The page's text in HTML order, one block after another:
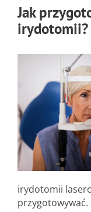
Jak
irydotomii?
irydotomii